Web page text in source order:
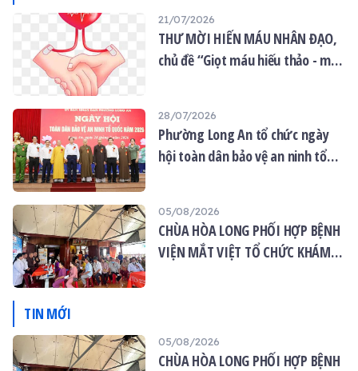
21/07/2026
THƯ MỜI HIẾN MÁU NHÂN ĐẠO,
chủ đề “Giọt máu hiếu thảo - mùa
28/07/2026
Phường Long An tổ chức ngày
hội toàn dân bảo vệ an ninh tổ
05/08/2026
CHÙA HÒA LONG PHỐI HỢP BỆNH
VIỆN MẮT VIỆT TỔ CHỨC KHÁM
TIN MỚI
05/08/2026
CHÙA HÒA LONG PHỐI HỢP BỆNH